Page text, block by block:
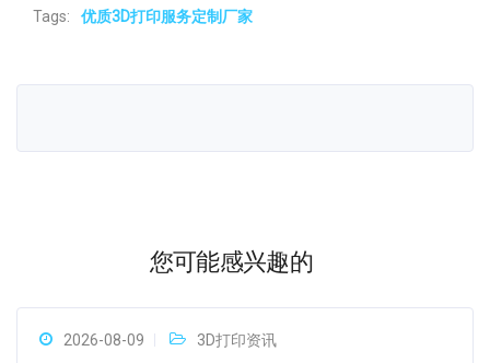
Tags: 优质3D打印服务定制厂家
您可能感兴趣的
2026-08-09 3D打印资讯